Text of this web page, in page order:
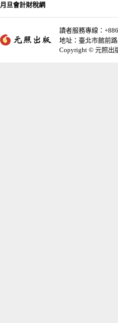
月旦會計財稅網
讀者服務專線：
地址：臺北市館前
Copyright © 元照出